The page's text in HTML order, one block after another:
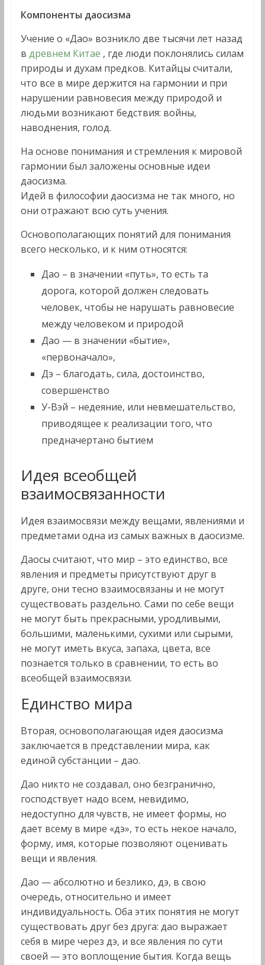
Компоненты даосизма
Учение о «Дао» возникло две тысячи лет назад
в древнем Китае , где люди поклонялись силам
природы и духам предков. Китайцы считали,
что все в мире держится на гармонии и при
нарушении равновесия между природой и
людьми возникают бедствия: войны,
наводнения, голод.
На основе понимания и стремления к мировой
гармонии был заложены основные идеи
даосизма.
Идей в философии даосизма не так много, но
они отражают всю суть учения.
Основополагающих понятий для понимания
всего несколько, и к ним относятся:
Дао – в значении «путь», то есть та
дорога, которой должен следовать
человек, чтобы не нарушать равновесие
между человеком и природой
Дао — в значении «бытие»,
«первоначало»,
Дэ – благодать, сила, достоинство,
совершенство
У-Вэй – недеяние, или невмешательство,
приводящее к реализации того, что
предначертано бытием
Идея всеобщей
взаимосвязанности
Идея взаимосвязи между вещами, явлениями и
предметами одна из самых важных в даосизме.
Даосы считают, что мир – это единство, все
явления и предметы присутствуют друг в
друге, они тесно взаимосвязаны и не могут
существовать раздельно. Сами по себе вещи
не могут быть прекрасными, уродливыми,
большими, маленькими, сухими или сырыми,
не могут иметь вкуса, запаха, цвета, все
познается только в сравнении, то есть во
всеобщей взаимосвязи.
Единство мира
Вторая, основополагающая идея даосизма
заключается в представлении мира, как
единой субстанции – дао.
Дао никто не создавал, оно безгранично,
господствует надо всем, невидимо,
недоступно для чувств, не имеет формы, но
дает всему в мире «дэ», то есть некое начало,
форму, имя, которые позволяют оценивать
вещи и явления.
Дао — абсолютно и безлико, дэ, в свою
очередь, относительно и имеет
индивидуальность. Оба этих понятия не могут
существовать друг без друга: дао выражает
себя в мире через дэ, и все явления по сути
своей — это воплощение бытия. Когда вещь